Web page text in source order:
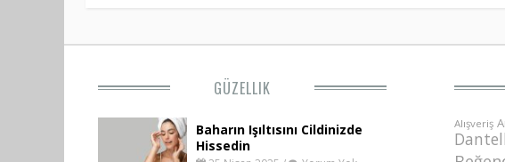
GÜZELLIK
Baharın Işıltısını Cildinizde
Hissedin
Alışveriş